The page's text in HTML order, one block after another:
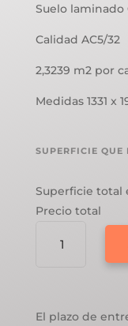
Suelo
Calidad AC5/32
2,3239 m2 por
Medidas 1331 x
SUPERFICIE QUE
Superficie total
Precio total
LAMINATE
PREMIUN
El plazo de